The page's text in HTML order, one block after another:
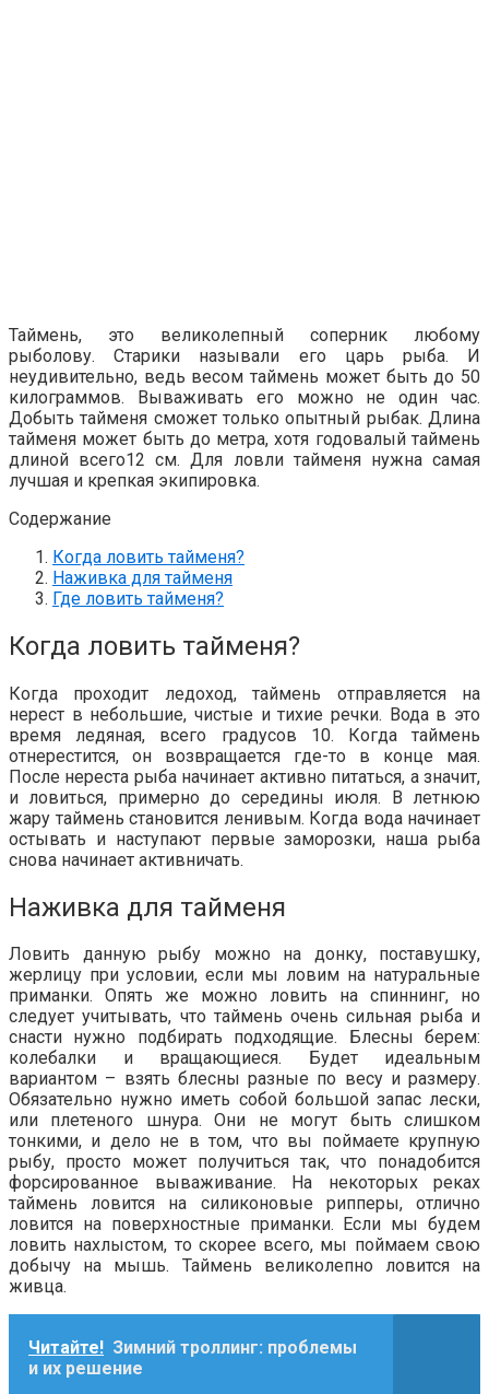
Таймень, это великолепный соперник любому
рыболову. Старики называли его царь рыба. И
неудивительно, ведь весом таймень может быть до 50
килограммов. Вываживать его можно не один час.
Добыть тайменя сможет только опытный рыбак. Длина
тайменя может быть до метра, хотя годовалый таймень
длиной всего12 см. Для ловли тайменя нужна самая
лучшая и крепкая экипировка.
Содержание
Когда ловить тайменя?
Наживка для тайменя
Где ловить тайменя?
Когда ловить тайменя?
Когда проходит ледоход, таймень отправляется на
нерест в небольшие, чистые и тихие речки. Вода в это
время ледяная, всего градусов 10. Когда таймень
отнерестится, он возвращается где-то в конце мая.
После нереста рыба начинает активно питаться, а значит,
и ловиться, примерно до середины июля. В летнюю
жару таймень становится ленивым. Когда вода начинает
остывать и наступают первые заморозки, наша рыба
снова начинает активничать.
Наживка для тайменя
Ловить данную рыбу можно на донку, поставушку,
жерлицу при условии, если мы ловим на натуральные
приманки. Опять же можно ловить на спиннинг, но
следует учитывать, что таймень очень сильная рыба и
снасти нужно подбирать подходящие. Блесны берем:
колебалки и вращающиеся. Будет идеальным
вариантом – взять блесны разные по весу и размеру.
Обязательно нужно иметь собой большой запас лески,
или плетеного шнура. Они не могут быть слишком
тонкими, и дело не в том, что вы поймаете крупную
рыбу, просто может получиться так, что понадобится
форсированное вываживание. На некоторых реках
таймень ловится на силиконовые рипперы, отлично
ловится на поверхностные приманки. Если мы будем
ловить нахлыстом, то скорее всего, мы поймаем свою
добычу на мышь. Таймень великолепно ловится на
живца.
Читайте! Зимний троллинг: проблемы
и их решение